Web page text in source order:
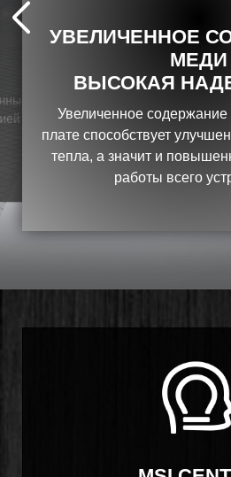
УВЕЛИЧЕННОЕ
МЕДИ
ВЫСОКАЯ
Увеличенное содержание
плате способствует
тепла, а значит и
работы всего